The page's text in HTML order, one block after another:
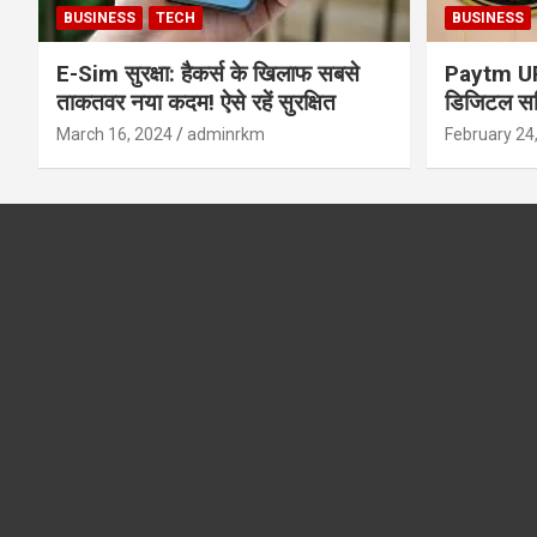
BUSINESS TECH
E-Sim सुरक्षा: हैकर्स के खिलाफ सबसे
ताकतवर नया कदम! ऐसे रहें सुरक्षित
March 16, 2024 adminrkm
BUSINESS
Paytm
डिजिटल
सुरक्षा और
February